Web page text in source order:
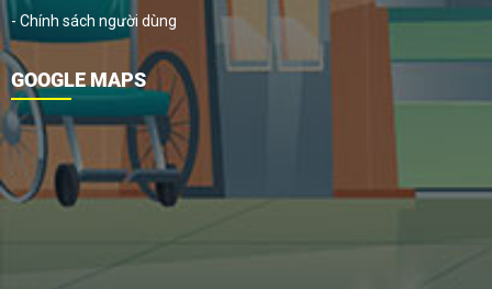
- Chính sách người dùng
GOOGLE MAPS